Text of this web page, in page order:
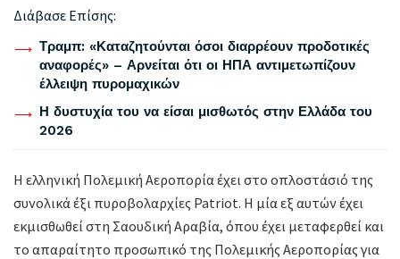
Διάβασε Επίσης:
Τραμπ: «Καταζητούνται όσοι διαρρέουν προδοτικές
αναφορές» – Αρνείται ότι οι ΗΠΑ αντιμετωπίζουν
έλλειψη πυρομαχικών
Η δυστυχία του να είσαι μισθωτός στην Ελλάδα του
2026
Η ελληνική Πολεμική Αεροπορία έχει στο οπλοστάσιό της
συνολικά έξι πυροβολαρχίες Patriot. Η μία εξ αυτών έχει
εκμισθωθεί στη Σαουδική Αραβία, όπου έχει μεταφερθεί και
το απαραίτητο προσωπικό της Πολεμικής Αεροπορίας για